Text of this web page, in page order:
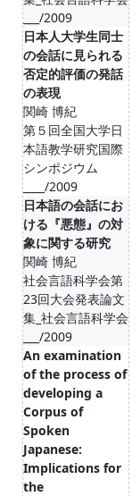
___/2009
日本人大学生同士
の会話に見られる
否定的評価の発話
の表現
関崎 博紀
第５回全国大学日
本語教学研究国際
シンポジウム
____/2009
日本語の会話にお
ける『悪態』の対
象に関する研究
関崎 博紀
社会言語科学会第
23回大会発表論文
集_社会言語科学会
___/2009
An examination
of the process of
developing a
Corpus of
Spoken
Japanese:
Implications for
the